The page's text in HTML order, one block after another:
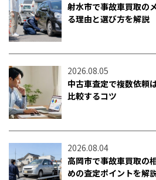
射水市で事故車買取の
る理由と選び方を解説
2026.08.05
中古車査定で複数依頼
比較するコツ
2026.08.04
高岡市で事故車買取の
めの査定ポイントを解